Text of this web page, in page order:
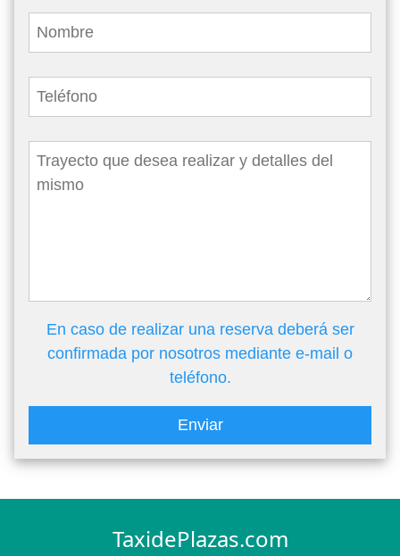
En caso de realizar una reserva deberá ser
confirmada por nosotros mediante e-mail o
teléfono.
Enviar
TaxidePlazas.com